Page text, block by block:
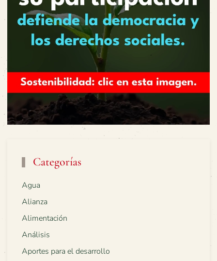
Categorías
Agua
Alianza
Alimentación
Análisis
Aportes para el desarrollo